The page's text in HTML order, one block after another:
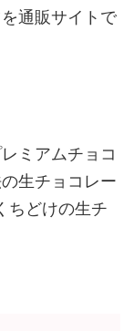
通販サイトで
ミアムチョコ
生チョコレー
ちどけの生チ